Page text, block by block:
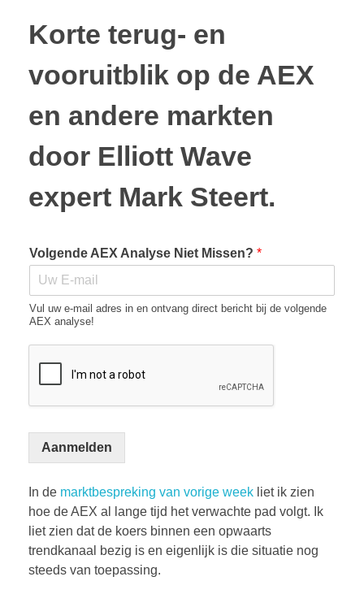
Korte terug- en
vooruitblik op de AEX
en andere markten
door Elliott Wave
expert Mark Steert.
Volgende AEX Analyse Niet Missen? *
Vul uw e-mail adres in en ontvang direct bericht bij de volgende
AEX analyse!
Aanmelden
In de marktbespreking van vorige week liet ik zien
hoe de AEX al lange tijd het verwachte pad volgt. Ik
liet zien dat de koers binnen een opwaarts
trendkanaal bezig is en eigenlijk is die situatie nog
steeds van toepassing.